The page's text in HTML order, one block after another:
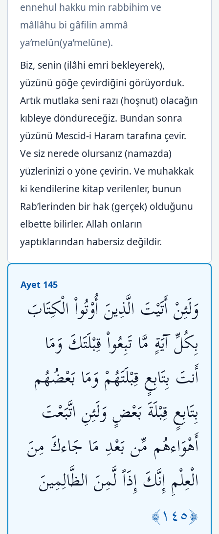
ennehul hakku min rabbihim ve
mâllâhu bi gâfilin ammâ
ya’melûn(ya’melûne).
Biz, senin (ilâhi emri bekleyerek),
yüzünü göğe çevirdiğini görüyorduk.
Artık mutlaka seni razı (hoşnut) olacağın
kıbleye döndüreceğiz. Bundan sonra
yüzünü Mescid-i Haram tarafına çevir.
Ve siz nerede olursanız (namazda)
yüzlerinizi o yöne çevirin. Ve muhakkak
ki kendilerine kitap verilenler, bunun
Rab’lerinden bir hak (gerçek) olduğunu
elbette bilirler. Allah onların
yaptıklarından habersiz değildir.
Ayet 145
وَلَئِنْ أَتَيْتَ الَّذِينَ أُوْتُواْ الْكِتَابَ
بِكُلِّ آيَةٍ مَّا تَبِعُواْ قِبْلَتَكَ وَمَا
أَنتَ بِتَابِعٍ قِبْلَتَهُمْ وَمَا بَعْضُهُم
بِتَابِعٍ قِبْلَةَ بَعْضٍ وَلَئِنِ اتَّبَعْتَ
أَهْوَاءهُم مِّن بَعْدِ مَا جَاءكَ مِنَ
الْعِلْمِ إِنَّكَ إِذَاً لَّمِنَ الظَّالِمِينَ
﴿١٤٥﴾